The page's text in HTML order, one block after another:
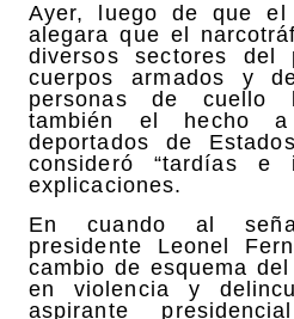
Ayer, luego de que el
alegara que el
diversos sectores del
cuerpos armados y
personas de cuello
también el hecho a
deportados de
consideró “tardías e
explicaciones.
En cuando al
presidente Leonel
cambio de esquema
en violencia y
aspirante